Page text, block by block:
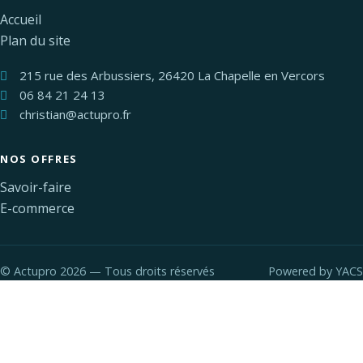
Accueil
Plan du site
215 rue des Arbussiers, 26420 La Chapelle en Vercors
06 84 21 24 13
christian@actupro.fr
NOS OFFRES
Savoir-faire
E-commerce
© Actupro 2026 — Tous droits réservés Powered by YACS